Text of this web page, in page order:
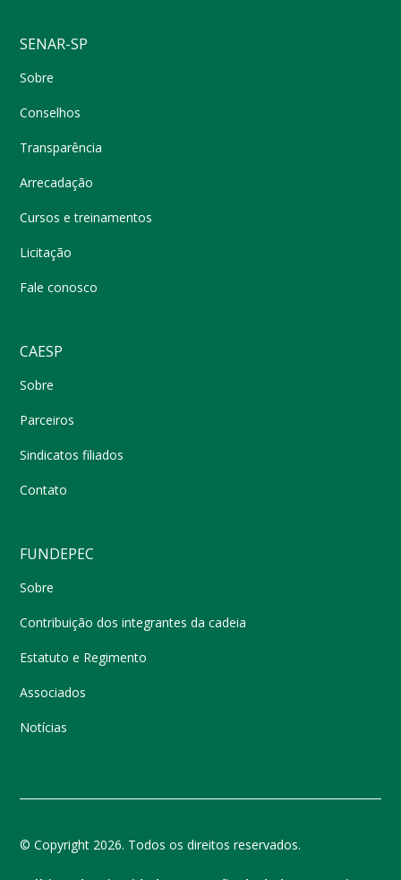
SENAR-SP
Sobre
Conselhos
Transparência
Arrecadação
Cursos e treinamentos
Licitação
Fale conosco
CAESP
Sobre
Parceiros
Sindicatos filiados
Contato
FUNDEPEC
Sobre
Contribuição dos integrantes da cadeia
Estatuto e Regimento
Associados
Notícias
© Copyright 2026. Todos os direitos reservados.